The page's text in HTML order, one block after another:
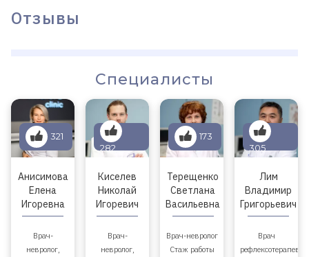
Отзывы
Специалисты
321
Анисимова
Елена
Игоревна
Врач-
невролог,
282
Киселев
Николай
Игоревич
Врач-
невролог,
173
Терещенко
Светлана
Васильевна
Врач-невролог
Стаж работы
305
Лим
Владимир
Григорьевич
Врач
рефлексотерапевт.